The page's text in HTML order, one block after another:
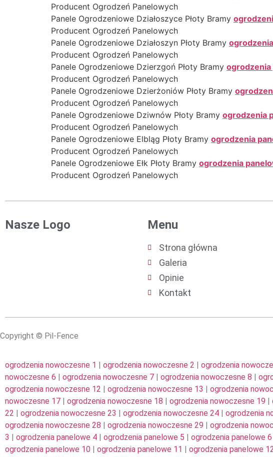
Producent Ogrodzeń Panelowych
Panele Ogrodzeniowe Działoszyce Płoty Bramy
Producent Ogrodzeń Panelowych
Panele Ogrodzeniowe Działoszyn Płoty Bramy
Producent Ogrodzeń Panelowych
Panele Ogrodzeniowe Dzierzgoń Płoty Bramy
Producent Ogrodzeń Panelowych
Panele Ogrodzeniowe Dzierżoniów Płoty Bramy
Producent Ogrodzeń Panelowych
Panele Ogrodzeniowe Dziwnów Płoty Bramy ogrodzenia
Producent Ogrodzeń Panelowych
Panele Ogrodzeniowe Elbląg Płoty Bramy ogrodzenia
Producent Ogrodzeń Panelowych
Panele Ogrodzeniowe Ełk Płoty Bramy ogrodzenia
Producent Ogrodzeń Panelowych
Nasze Logo Menu
Strona główna
Galeria
Opinie
Kontakt
Copyright © Pil-Fence
ogrodzenia nowoczesne 1 ogrodzenia nowoczesne 2 ogrodzenia
nowoczesne 6
ogrodzenia nowoczesne 7 ogrodzenia nowoczesne 8
ogrodzenia nowoczesne 12
ogrodzenia nowoczesne 13 ogrodzenia
nowoczesne 17
ogrodzenia nowoczesne 18 ogrodzenia nowoczesne 19
22
ogrodzenia nowoczesne 23 ogrodzenia nowoczesne 24 ogrodzenia
ogrodzenia nowoczesne 28
ogrodzenia nowoczesne 29 ogrodzenia
3
ogrodzenia panelowe 4 ogrodzenia panelowe 5 ogrodzenia panelowe 6
ogrodzenia panelowe 10
ogrodzenia panelowe 11 ogrodzenia panelowe